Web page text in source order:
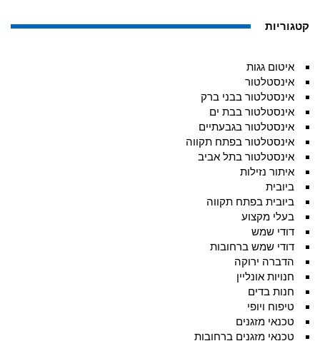
קטגוריות
איטום גגות
אינסטלטור
אינסטלטור בבני ברק
אינסטלטור בבת ים
אינסטלטור בגבעתיים
אינסטלטור בפתח תקווה
אינסטלטור בתל אביב
איתור נזילות
ביובית
ביובית בפתח תקווה
בעלי מקצוע
דודי שמש
דודי שמש ברחובות
הדברה ירוקה
חנויות אונליין
חנות בדים
טיפוח ויופי
טכנאי מזגנים
טכנאי מזגנים ברחובות